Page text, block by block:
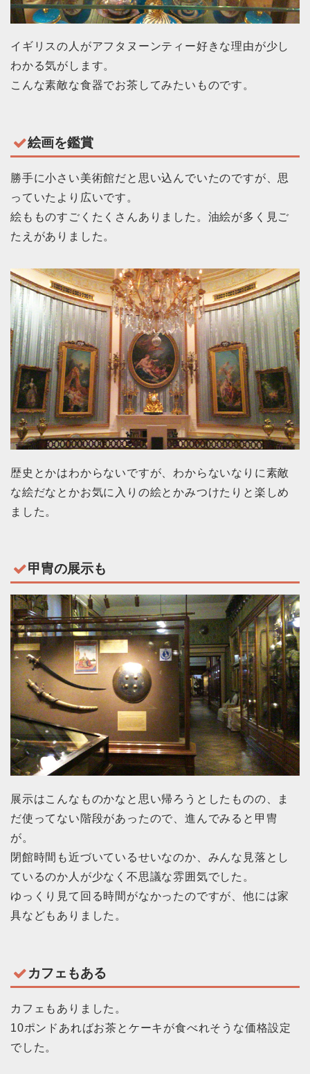
イギリスの人がアフタヌーンティー好きな理由が少し
わかる気がします。
こんな素敵な食器でお茶してみたいものです。
絵画を鑑賞
勝手に小さい美術館だと思い込んでいたのですが、思
っていたより広いです。
絵もものすごくたくさんありました。油絵が多く見ご
たえがありました。
歴史とかはわからないですが、わからないなりに素敵
な絵だなとかお気に入りの絵とかみつけたりと楽しめ
ました。
甲冑の展示も
展示はこんなものかなと思い帰ろうとしたものの、ま
だ使ってない階段があったので、進んでみると甲冑
が。
閉館時間も近づいているせいなのか、みんな見落とし
ているのか人が少なく不思議な雰囲気でした。
ゆっくり見て回る時間がなかったのですが、他には家
具などもありました。
カフェもある
カフェもありました。
10ポンドあればお茶とケーキが食べれそうな価格設定
でした。